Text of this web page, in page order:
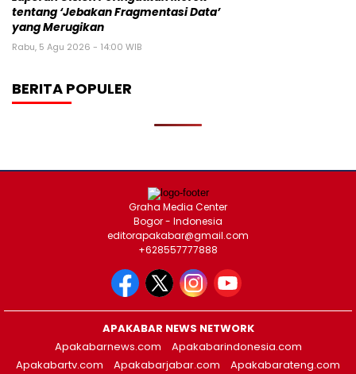
tentang ‘Jebakan Fragmentasi Data’
yang Merugikan
Rabu, 5 Agu 2026 - 14:00 WIB
BERITA POPULER
Graha Media Center
Bogor - Indonesia
editorapakabar@gmail.com
+628557777888
APAKABAR NEWS NETWORK
Apakabarnews.com
Apakabarindonesia.com
Apakabartv.com
Apakabarjabar.com
Apakabarateng.com